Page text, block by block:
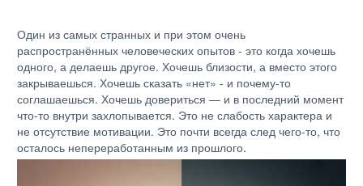
Один из самых странных и при этом очень
распространённых человеческих опытов - это когда хочешь
одного, а делаешь другое. Хочешь близости, а вместо этого
закрываешься. Хочешь сказать «нет» - и почему-то
соглашаешься. Хочешь довериться — и в последний момент
что-то внутри захлопывается. Это не слабость характера и
не отсутствие мотивации. Это почти всегда след чего-то, что
осталось непереработанным из прошлого.